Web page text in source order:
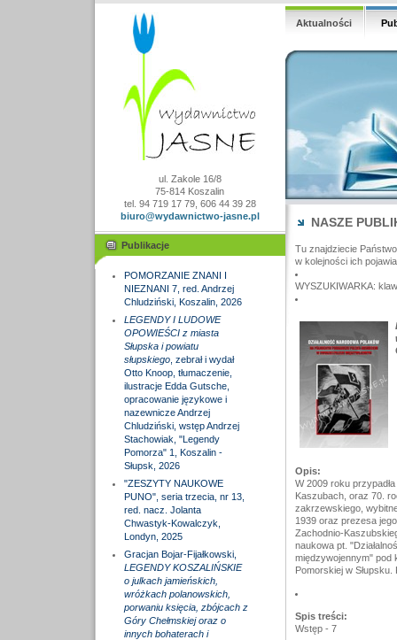
ul. Zakole 16/8
75-814 Koszalin
tel. 94 719 17 79, 606 44 39 28
biuro@wydawnictwo-jasne.pl
Publikacje
POMORZANIE ZNANI I
NIEZNANI 7, red. Andrzej
Chludziński, Koszalin, 2026
LEGENDY I LUDOWE
OPOWIEŚCI z miasta
Słupska i powiatu
słupskiego, zebrał i wydał
Otto Knoop, tłumaczenie,
ilustracje Edda Gutsche,
opracowanie językowe i
nazewnicze Andrzej
Chludziński, wstęp Andrzej
Stachowiak, "Legendy
Pomorza" 1, Koszalin -
Słupsk, 2026
"ZESZYTY NAUKOWE
PUNO", seria trzecia, nr 13,
red. nacz. Jolanta
Chwastyk-Kowalczyk,
Londyn, 2025
Gracjan Bojar-Fijałkowski,
LEGENDY KOSZALIŃSKIE
o julkach jamieńskich,
wróżkach polanowskich,
porwaniu księcia, zbójcach z
Góry Chełmskiej oraz o
innych bohaterach i
Aktualności
NASZE
Tu znajdziecie
w kolejności ich
WYSZUKIWARKA:
Opis:
W 2009 roku
Kaszubach, oraz 70.
zakrzewskiego,
1939 oraz prezesa
Zachodnio-
naukowa pt.
międzywojennym" pod
Pomorskiej w
Spis treści:
Wstęp - 7